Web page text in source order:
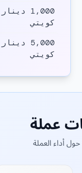
1,000 دينار
كويتي
5,000 دينار
كويتي
عملة
أداء العملة